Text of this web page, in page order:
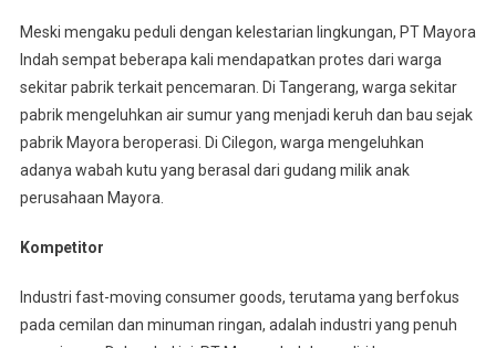
Meski mengaku peduli dengan kelestarian lingkungan, PT Mayora
Indah sempat beberapa kali mendapatkan protes dari warga
sekitar pabrik terkait pencemaran. Di Tangerang, warga sekitar
pabrik mengeluhkan air sumur yang menjadi keruh dan bau sejak
pabrik Mayora beroperasi. Di Cilegon, warga mengeluhkan
adanya wabah kutu yang berasal dari gudang milik anak
perusahaan Mayora.
Kompetitor
Industri fast-moving consumer goods, terutama yang berfokus
pada cemilan dan minuman ringan, adalah industri yang penuh